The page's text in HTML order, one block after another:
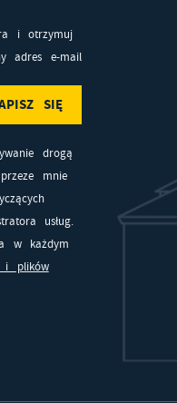
i otrzymuj
adres e-mail
drogą
mnie
usług.
w każdym
i plików